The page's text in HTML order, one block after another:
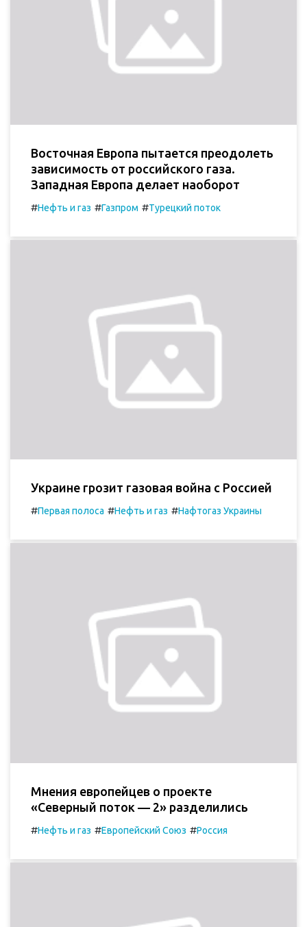
Восточная Европа пытается преодолеть
зависимость от российского газа.
Западная Европа делает наоборот
#Нефть и газ #Газпром #Турецкий поток
Украине грозит газовая война с Россией
#Первая полоса #Нефть и газ #Нафтогаз Украины
Мнения европейцев о проекте
«Северный поток — 2» разделились
#Нефть и газ #Европейский Союз #Россия